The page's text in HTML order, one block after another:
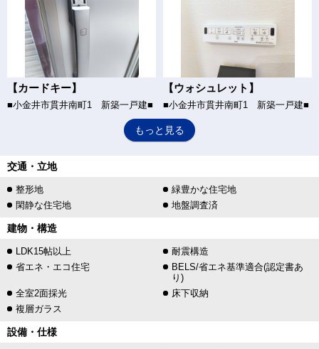
【カードキー】
■小金井市貫井南町1 新築一戸建■
【ウォシュレット】
■小金井市貫井南町1 新築一戸建■
もっと見る
交通・立地
整形地
緑豊かな住宅地
閑静な住宅地
地盤調査済
建物・構造
LDK15帖以上
耐震構造
省エネ・エコ住宅
BELS/省エネ基準適合(認定書あ
り)
全室2面採光
床下収納
複層ガラス
設備・仕様